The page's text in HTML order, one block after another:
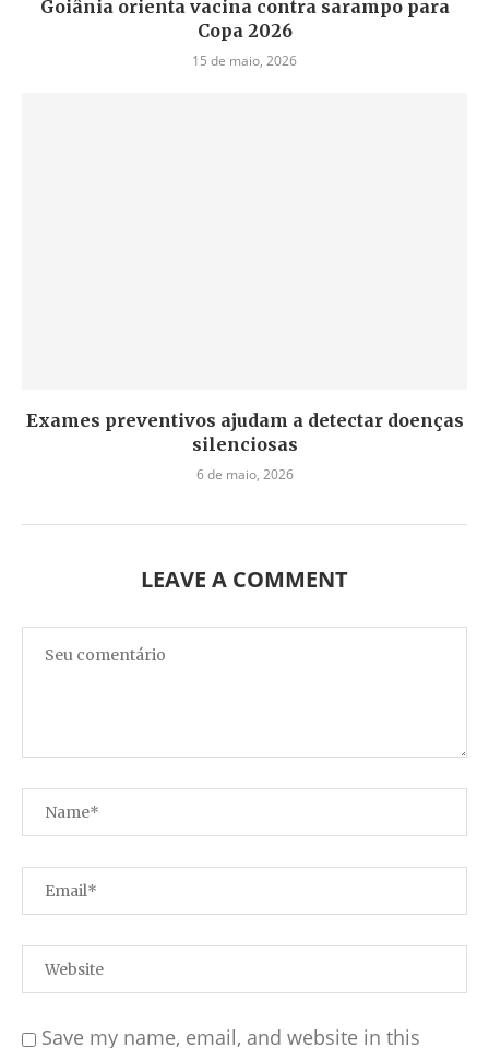
Goiânia orienta vacina contra sarampo para
Copa 2026
15 de maio, 2026
Exames preventivos ajudam a detectar doenças
silenciosas
6 de maio, 2026
LEAVE A COMMENT
Save my name, email, and website in this